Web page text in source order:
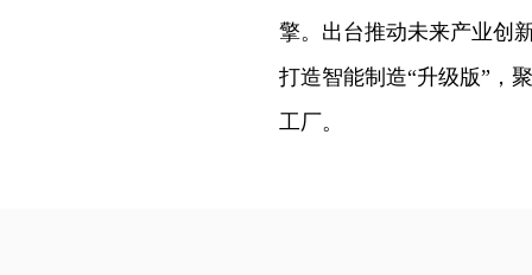
擎。出台推动未来产业创
打造智能制造“升级版”，
工厂。